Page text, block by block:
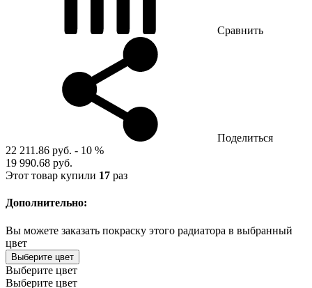
Сравнить
Поделиться
22 211.86 руб. - 10 %
19 990.68 руб.
Этот товар купили 17 раз
Дополнительно:
Вы можете заказать покраску этого радиатора в выбранный
цвет
Выберите цвет
Выберите цвет
Выберите цвет